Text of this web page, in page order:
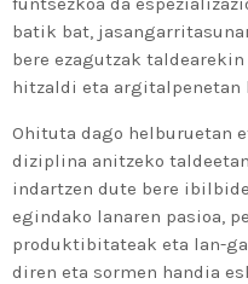
batik bat,
bere ezagutzak
hitzaldi eta argitalpenetan
Ohituta dago helburuetan
diziplina anitzeko
indartzen dute bere
egindako lanaren pasioa,
produktibitateak eta lan-
diren eta sormen handia